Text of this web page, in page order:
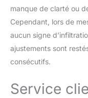
manque de clarté ou
Cependant, lors de
aucun signe
ajustements sont
consécutifs.
Service